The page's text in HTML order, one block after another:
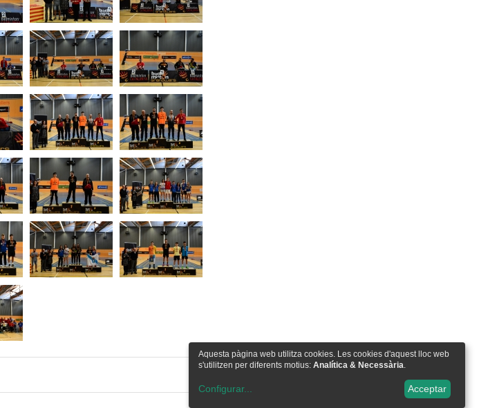
Aquesta pàgina web utilitza cookies. Les cookies d'aquest lloc web
s'utilitzen per diferents motius: Analítica & Necessària.
Configurar... Acceptar